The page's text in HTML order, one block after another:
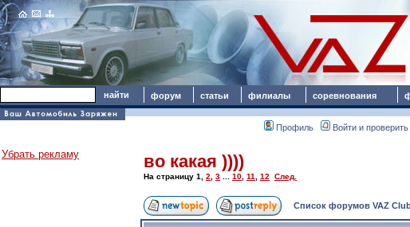
форум статьи филиалы соревнования
Профиль Войти и
Убрать рекламу во какая ))))
На страницу 1 2 3 10 11 12 След.
Список форумов VAZ